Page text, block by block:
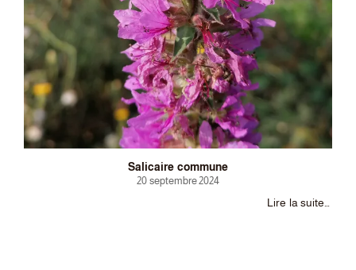
Salicaire commune
20 septembre 2024
Lire la suite…